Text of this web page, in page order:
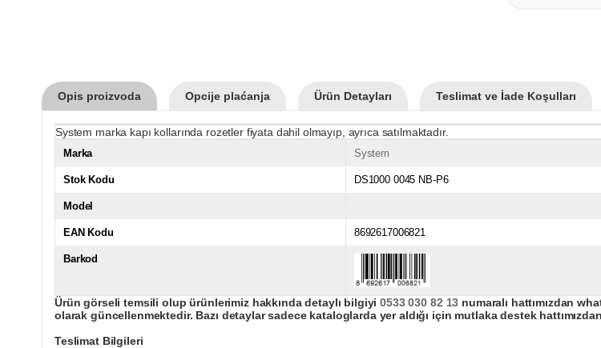
Opis proizvoda Opcije plaćanja Ürün Detayları Teslimat ve İade Koşulları
System marka kapı kollarında rozetler fiyata dahil olmayıp, ayrıca satılmaktadır.
Marka System
Stok Kodu DS1000 0045 NB-P6
Model
EAN Kodu 8692617006821
Barkod
Ürün görseli temsili olup ürünlerimiz hakkında detaylı bilgiyi0533 030 82 13 numaralı hattımızdan
olarak güncellenmektedir. Bazı detaylar sadece kataloglarda yer aldığı için mutlaka destek
Teslimat Bilgileri